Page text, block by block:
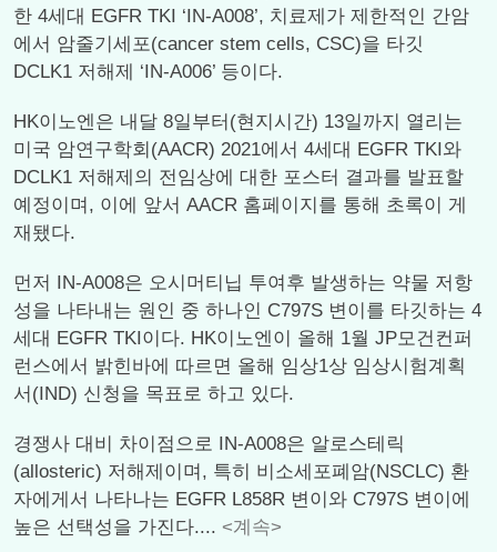
한 4세대 EGFR TKI ‘IN-A008’, 치료제가 제한적인 간암
에서 암줄기세포(cancer stem cells, CSC)을 타깃
DCLK1 저해제 ‘IN-A006’ 등이다.
HK이노엔은 내달 8일부터(현지시간) 13일까지 열리는
미국 암연구학회(AACR) 2021에서 4세대 EGFR TKI와
DCLK1 저해제의 전임상에 대한 포스터 결과를 발표할
예정이며, 이에 앞서 AACR 홈페이지를 통해 초록이 게
재됐다.
먼저 IN-A008은 오시머티닙 투여후 발생하는 약물 저항
성을 나타내는 원인 중 하나인 C797S 변이를 타깃하는 4
세대 EGFR TKI이다. HK이노엔이 올해 1월 JP모건컨퍼
런스에서 밝힌바에 따르면 올해 임상1상 임상시험계획
서(IND) 신청을 목표로 하고 있다.
경쟁사 대비 차이점으로 IN-A008은 알로스테릭
(allosteric) 저해제이며, 특히 비소세포폐암(NSCLC) 환
자에게서 나타나는 EGFR L858R 변이와 C797S 변이에
높은 선택성을 가진다.... <계속>